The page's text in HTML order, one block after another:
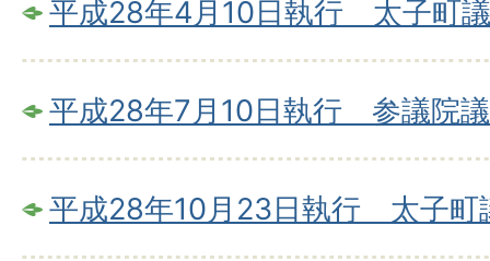
平成28年4月10日執行 太子町
平成28年7月10日執行 参議院
平成28年10月23日執行 太子町